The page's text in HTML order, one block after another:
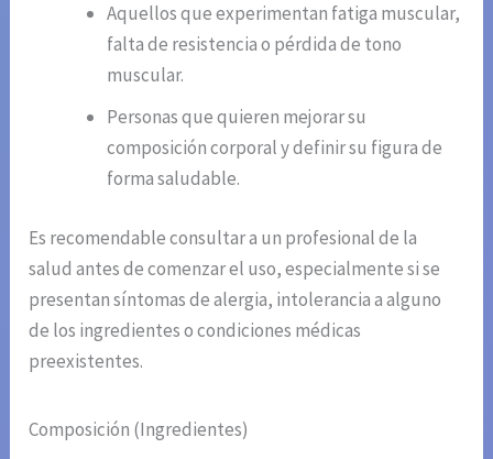
Aquellos que experimentan fatiga muscular,
falta de resistencia o pérdida de tono
muscular.
Personas que quieren mejorar su
composición corporal y definir su figura de
forma saludable.
Es recomendable consultar a un profesional de la
salud antes de comenzar el uso, especialmente si se
presentan síntomas de alergia, intolerancia a alguno
de los ingredientes o condiciones médicas
preexistentes.
Composición (Ingredientes)